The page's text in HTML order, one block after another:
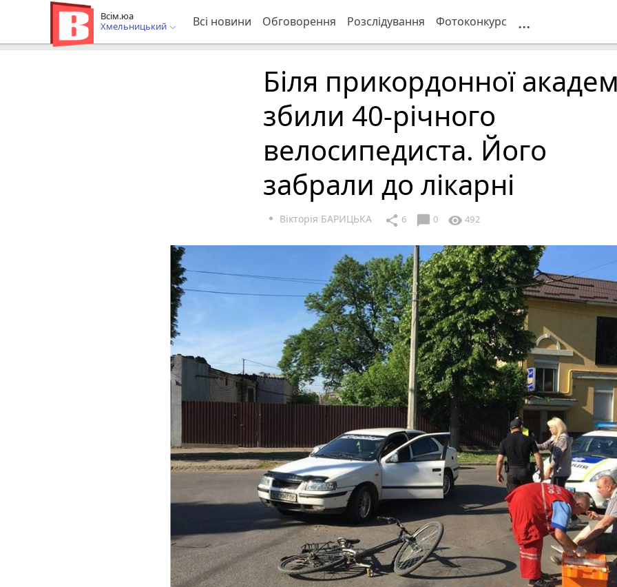
Всім.юа
Хмельницький
Всі новини Обговорення Розслідування Фотоконкурс ...
Біля прикордонної
збили 40-річного
велосипедиста. Його
забрали до лікарні
Вікторія БАРИЦЬКА share 6 chat_bubble 0 visibility 492